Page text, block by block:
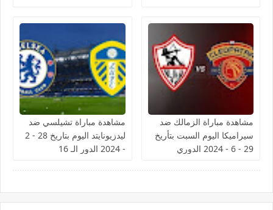
مشاهدة مباراة الزمالك ضد
سيراميكا اليوم السبت بتأريخ
29 - 6 - 2024 الدوري
مشاهدة مباراة تشيلسي ضد
ليدزيونايتد اليوم بتاريخ 28 - 2
- 2024 الدور الـ 16